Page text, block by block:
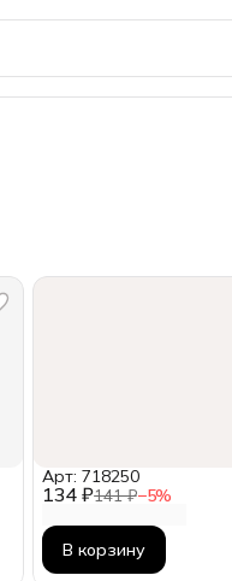
134 ₽141 ₽−5%
Арт: 718250
В корзину